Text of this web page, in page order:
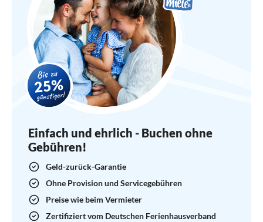
Einfach und ehrlich - Buchen ohne
Gebühren!
Geld-zurück-Garantie
Ohne Provision und Servicegebühren
Preise wie beim Vermieter
Zertifiziert vom Deutschen Ferienhausverband